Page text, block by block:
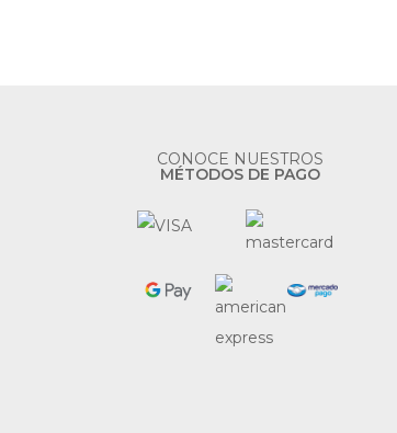
CONOCE NUESTROS
MÉTODOS DE PAGO